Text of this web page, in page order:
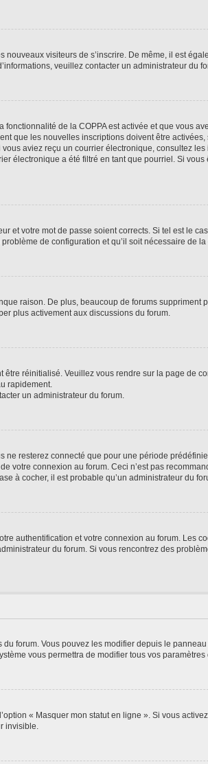
visiteurs de s’inscrire. De même, il est
veuillez contacter un administrateur du
de la COPPA est activée et que vous
que les nouvelles inscriptions doivent être
aviez reçu un courrier électronique, consultez
électronique a été filtré en tant que pourriel. Si
et votre mot de passe soient corrects. Si tel est le
de configuration et qu’il soit nécessaire de la
raison. De plus, beaucoup de forums
plus activement aux discussions du forum.
réinitialisé. Veuillez vous rendre sur la page de
rapidement.
un administrateur du forum.
resterez connecté que pour une période
votre connexion au forum. Ceci n’est pas
à cocher, il est probable qu’un administrateur du
authentification et votre connexion au forum. Les
du forum. Si vous rencontrez des
forum. Vous pouvez les modifier depuis le
vous permettra de modifier tous vos
« Masquer mon statut en ligne ». Si vous
invisible.